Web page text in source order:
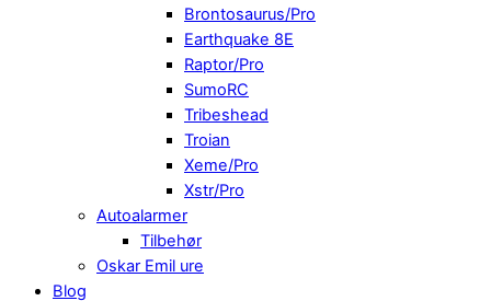
Brontosaurus/Pro
Earthquake 8E
Raptor/Pro
SumoRC
Tribeshead
Troian
Xeme/Pro
Xstr/Pro
Autoalarmer
Tilbehør
Oskar Emil ure
Blog